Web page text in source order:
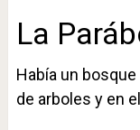
La
Había un
de arboles y en